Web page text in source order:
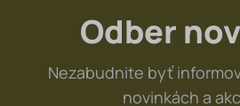
Odber
Nezabudnite byť
novinkách a